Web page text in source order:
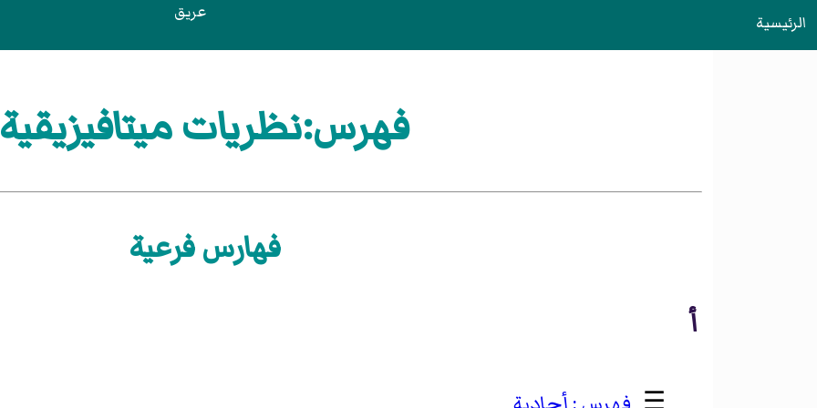
الرئيسية عريق
فهرس:نظريات ميتافيزيقية
فهارس فرعية
أ